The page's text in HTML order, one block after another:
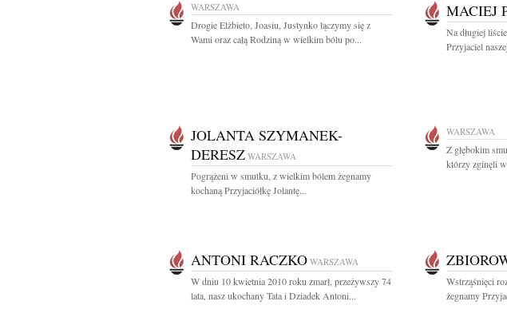
WARSZAWA
Drogie Elżbieto, Joasiu, Justynko łączymy się z
Wami oraz całą Rodziną w wielkim bólu po...
MACIEJ
Na długiej
Przyjaciel
JOLANTA SZYMANEK-
DERESZ WARSZAWA
Pogrążeni w smutku, z wielkim bólem żegnamy
kochaną Przyjaciółkę Jolantę...
WARSZAWA
Z głębokim
którzy zginęli
ANTONI RACZKO WARSZAWA
W dniu 10 kwietnia 2010 roku zmarł, przeżywszy 74
lata, nasz ukochany Tata i Dziadek Antoni...
Wstrząśnięci
żegnamy